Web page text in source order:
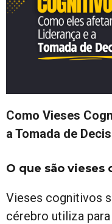
Como Vieses
a Tomada de
O que são vieses
Vieses cognitivos
cérebro utiliza